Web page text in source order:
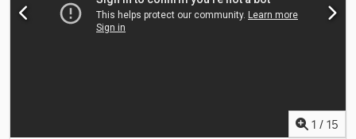
Besiktning: Nej EU-godkänd till: 2026-04-23 Egenvikt: 9 860 kg
Totalvikt: 11 990 kg Lastkapacitet: 2 055 kg Bredd: 240 cm Längd:
675 cm Kw: 175 Codjzqry Uopfx Amzjrf Euro: 6 Modell: Atego 1224
1 / 15